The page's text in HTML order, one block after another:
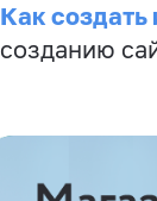
Как создать
созданию